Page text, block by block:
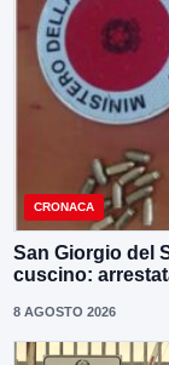
CRONACA
San Giorgio del
cuscino:
8 AGOSTO 2026